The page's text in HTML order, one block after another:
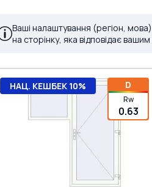
Ваші налаштування (регіон,
на сторінку, яка відповідає
D
Rw
0.63
НАЦ. КЕШБЕК 10%